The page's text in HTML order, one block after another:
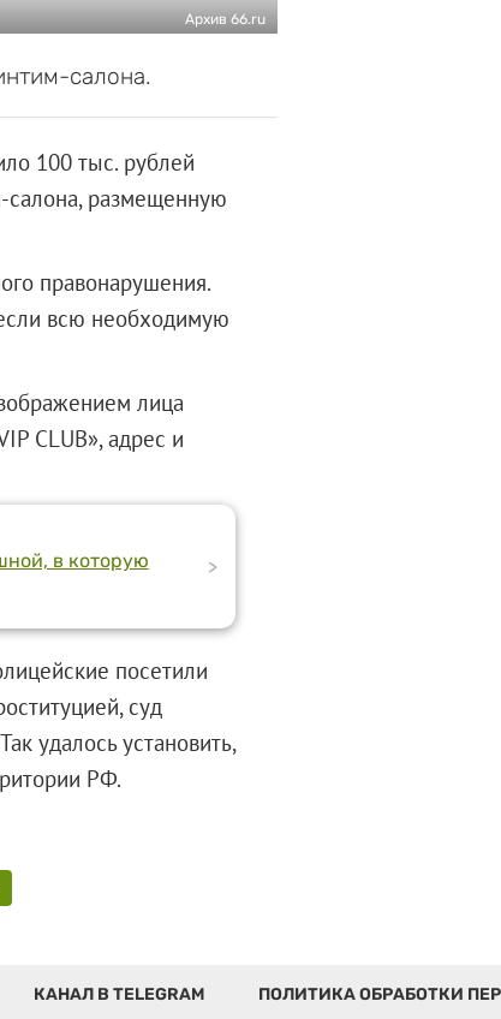
Архив 66.ru
салона.
100 тыс. рублей
салона, размещенную
правонарушения.
всю необходимую
лица
CLUB», адрес и
в которую
>
посетили
суд
удалось установить,
территории РФ.
КАНАЛ В TELEGRAM ПОЛИТИКА ОБРАБОТКИ